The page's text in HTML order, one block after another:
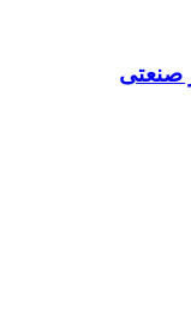
صنعتی